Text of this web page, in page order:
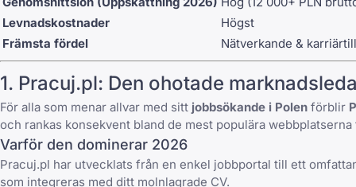
Levnadskostnader
Högst
Främsta fördel
Nätverkande &
1. Pracuj.pl: Den ohotade
För alla som menar allvar med sitt jobbsökande i Polen förblir
och rankas konsekvent bland de mest populära
Varför den dominerar 2026
Pracuj.pl har utvecklats från en enkel jobbportal till ett
som integreras med ditt molnlagrade CV.